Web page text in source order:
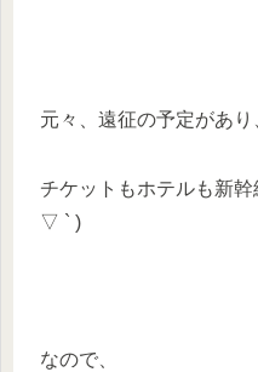
元々、遠征の予定があり
チケットもホテルも新幹
▽ ` )
なので、